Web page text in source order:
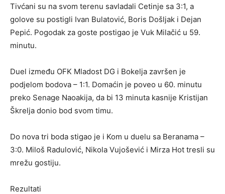
Tivćani su na svom terenu savladali Cetinje sa 3:1, a
golove su postigli Ivan Bulatović, Boris Došljak i Dejan
Pepić. Pogodak za goste postigao je Vuk Milačić u 59.
minutu.
Duel između OFK Mladost DG i Bokelja završen je
podjelom bodova – 1:1. Domaćin je poveo u 60. minutu
preko Senage Naoakija, da bi 13 minuta kasnije Kristijan
Škrelja donio bod svom timu.
Do nova tri boda stigao je i Kom u duelu sa Beranama –
3:0. Miloš Radulović, Nikola Vujošević i Mirza Hot tresli su
mrežu gostiju.
Rezultati